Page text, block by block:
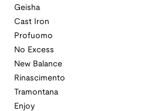
Geisha
Cast Iron
Profuomo
No Excess
New Balance
Rinascimento
Tramontana
Enjoy